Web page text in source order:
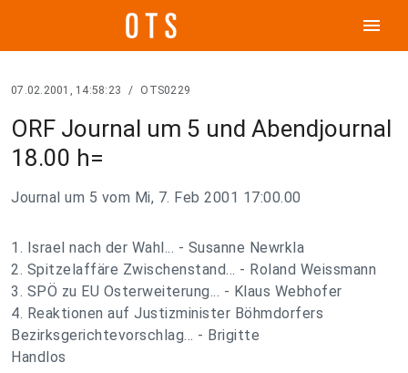
menu
07.02.2001, 14:58:23 / OTS0229
ORF Journal um 5 und Abendjournal
18.00 h=
Journal um 5 vom Mi, 7. Feb 2001 17:00.00
1. Israel nach der Wahl... - Susanne Newrkla
2. Spitzelaffäre Zwischenstand... - Roland Weissmann
3. SPÖ zu EU Osterweiterung... - Klaus Webhofer
4. Reaktionen auf Justizminister Böhmdorfers
Bezirksgerichtevorschlag... - Brigitte
Handlos